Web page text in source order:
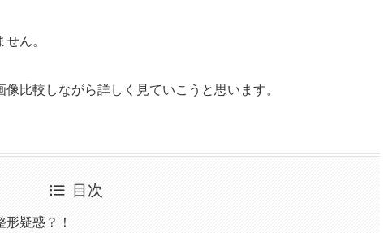
ん。
比較しながら詳しく見ていこうと思います。
目次
疑惑？！